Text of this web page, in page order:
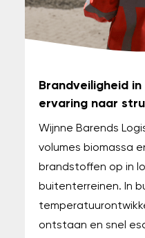
Brandveiligheid
ervaring naar
Wijnne Barends
volumes biomassa
brandstoffen op in
buitenterreinen. In
ontstaan en snel